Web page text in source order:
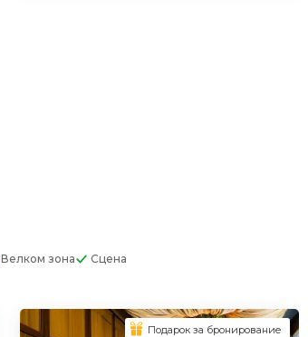
Велком зона
Сцена
Подарок за бронирование